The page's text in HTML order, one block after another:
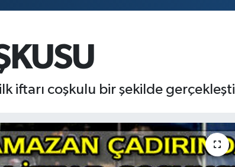
ilk iftarı coşkulu bir şekilde gerçekleşti